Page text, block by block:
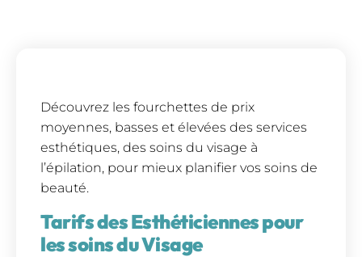
Découvrez les fourchettes de prix
moyennes, basses et élevées des services
esthétiques, des soins du visage à
l’épilation, pour mieux planifier vos soins de
beauté.
Tarifs des Esthéticiennes pour
les soins du Visage